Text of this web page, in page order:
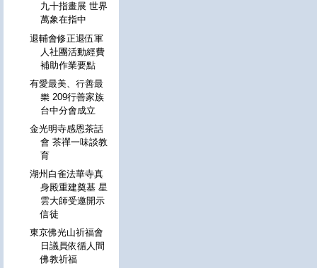
九十指畫展 世界
萬象在指中
退輔會修正退伍軍
人社團活動經費
補助作業要點
有愛最美、行善最
樂 209行善家族
台中分會成立
金光明寺感恩茶話
會 茶禪一味談教
育
湖州白雀法華寺真
身殿重建奠基 星
雲大師受邀開示
信徒
東京佛光山祈福會
日議員依循人間
佛教祈福